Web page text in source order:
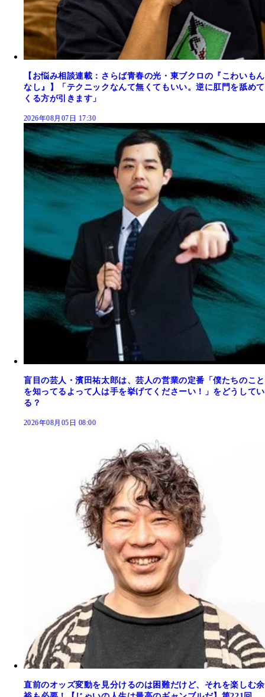
【お悩み相談連載：さらば青春の光・東ブクロの『こわいもん
なし』】「テクニックなんて無くてもいい。逆に肛門を舐めて
くる方が引きます」
2026年08月07日 17:30
盲目の芸人・濱田祐太郎は、芸人の営業の定番「僕たちのこと
を知ってるよって人は手を挙げてくださーい！」をどうしてい
る？
2026年08月05日 08:00
直前のオッズ変動を見分けるのは困難だけど、それを楽しむ余